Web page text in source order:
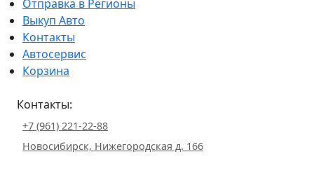
Отправка в Регионы
Выкуп Авто
Контакты
Автосервис
Корзина
Контакты:
+7 (961) 221-22-88
Новосибирск, Нижегородская д. 166